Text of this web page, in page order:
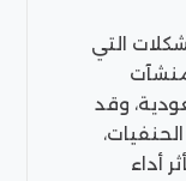
التي
وقد
أداء